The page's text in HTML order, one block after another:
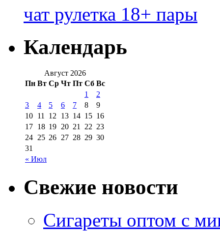
чат рулетка 18+ пары
Календарь
Август 2026
Пн Вт Ср Чт Пт Сб Вс
« Июл
1
2
3
4 5 6 7 8
9
10 11 12 13 14 15 16
17 18 19 20 21 22 23
24 25 26 27 28 29 30
31
Свежие новости
Сигареты оптом с